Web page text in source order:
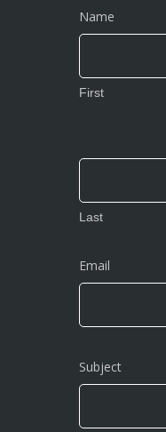
Name
First
Last
Email
Subject